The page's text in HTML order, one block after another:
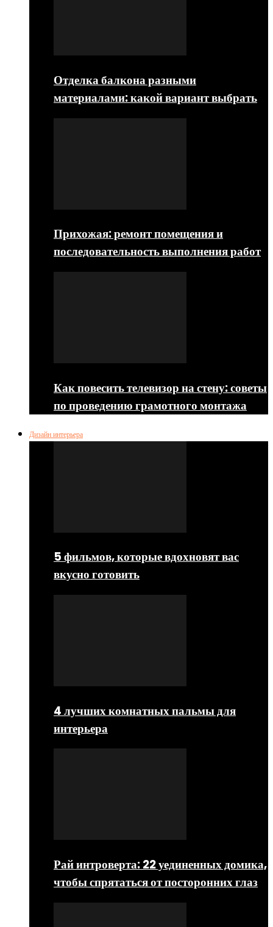
Отделка балкона разными
материалами: какой вариант выбрать
Прихожая: ремонт помещения и
последовательность выполнения работ
Как повесить телевизор на стену: советы
по проведению грамотного монтажа
Дизайн интерьера
5 фильмов, которые вдохновят вас
вкусно готовить
4 лучших комнатных пальмы для
интерьера
Рай интроверта: 22 уединенных домика,
чтобы спрятаться от посторонних глаз